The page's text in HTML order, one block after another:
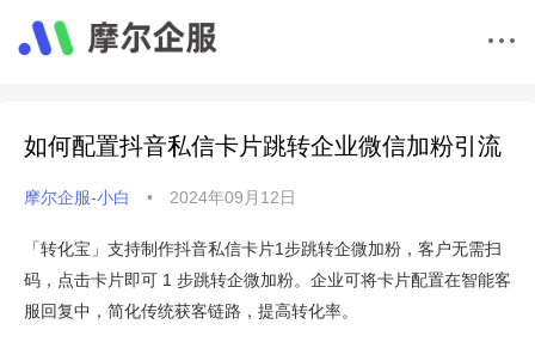
如何配置抖音私信卡片跳转企业微信加粉引流
摩尔企服-小白 • 2024年09月12日
「转化宝」支持制作抖音私信卡片1步跳转企微加粉，客户无需扫
码，点击卡片即可 1 步跳转企微加粉。企业可将卡片配置在智能客
服回复中，简化传统获客链路，提高转化率。